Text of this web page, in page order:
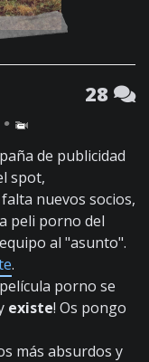
28
•
de publicidad
spot,
nuevos socios,
peli porno del
al "asunto".
.
porno se
existe! Os pongo
más absurdos y